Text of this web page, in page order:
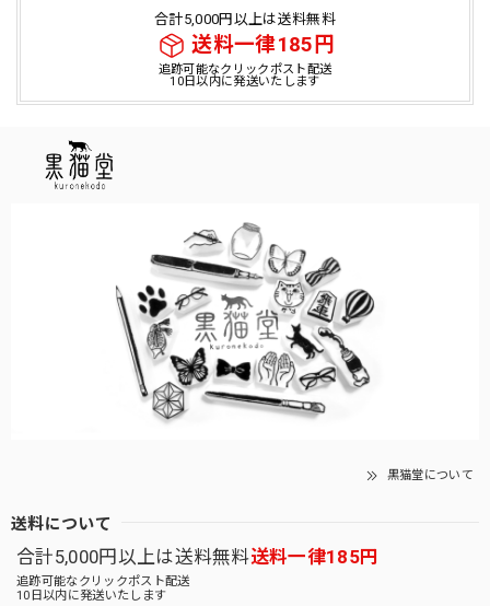
合計5,000円以上は送料無料
送料一律185円
追跡可能なクリックポスト配送
10日以内に発送いたします
黒猫堂について
送料について
合計5,000円以上は送料無料送料一律185円
追跡可能なクリックポスト配送
10日以内に発送いたします